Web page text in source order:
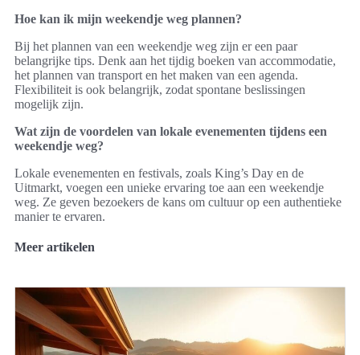
Hoe kan ik mijn weekendje weg plannen?
Bij het plannen van een weekendje weg zijn er een paar
belangrijke tips. Denk aan het tijdig boeken van accommodatie,
het plannen van transport en het maken van een agenda.
Flexibiliteit is ook belangrijk, zodat spontane beslissingen
mogelijk zijn.
Wat zijn de voordelen van lokale evenementen tijdens een
weekendje weg?
Lokale evenementen en festivals, zoals King’s Day en de
Uitmarkt, voegen een unieke ervaring toe aan een weekendje
weg. Ze geven bezoekers de kans om cultuur op een authentieke
manier te ervaren.
Meer artikelen